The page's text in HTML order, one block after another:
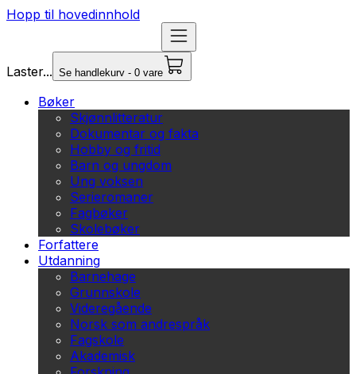
Hopp til hovedinnhold
Laster... Se handlekurv - 0 vare
Bøker
Skjønnlitteratur
Dokumentar og fakta
Hobby og fritid
Barn og ungdom
Ung voksen
Serieromaner
Fagbøker
Skolebøker
Forfattere
Utdanning
Barnehage
Grunnskole
Videregående
Norsk som andrespråk
Fagskole
Akademisk